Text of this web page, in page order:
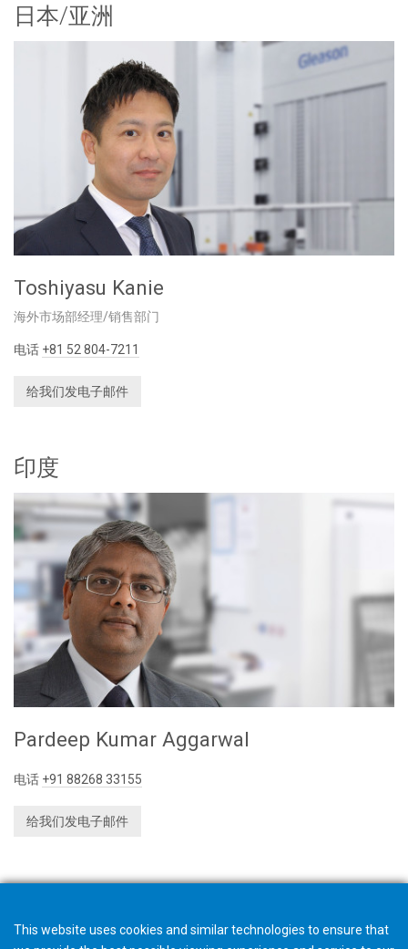
日本/亚洲
Toshiyasu Kanie
海外市场部经理/销售部门
电话 +81 52 804-7211
给我们发电子邮件
印度
Pardeep Kumar Aggarwal
电话 +91 88268 33155
给我们发电子邮件
This website uses cookies and similar technologies to ensure that